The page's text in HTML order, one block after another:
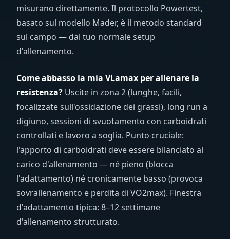
misurano direttamente. Il protocollo Powertest,
basato sul modello Mader, è il metodo standard
sul campo — dal tuo normale setup
d'allenamento.
Come abbasso la mia VLamax per allenare la
resistenza? Uscite in zona 2 (lunghe, facili,
focalizzate sull'ossidazione dei grassi), long run a
digiuno, sessioni di svuotamento con carboidrati
controllati e lavoro a soglia. Punto cruciale:
l'apporto di carboidrati deve essere bilanciato al
carico d'allenamento — né pieno (blocca
l'adattamento) né cronicamente basso (provoca
sovrallenamento e perdita di VO2max). Finestra
d'adattamento tipica: 8–12 settimane
d'allenamento strutturato.